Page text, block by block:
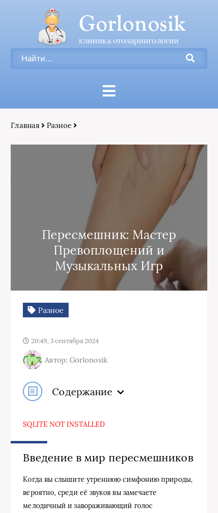
Gorlonosik
клиника отоларингологии
Главная Разное
Пересмешник: Мастер
Превоплощений и
Музыкальных Игр
Разное
20:49, 3 сентября 2024
Автор: Gorlonosik
Содержание
SQLITE NOT INSTALLED
Введение в мир пересмешников
Когда вы слышите утреннюю симфонию природы,
вероятно, среди её звуков вы замечаете
мелодичный и завораживающий голос